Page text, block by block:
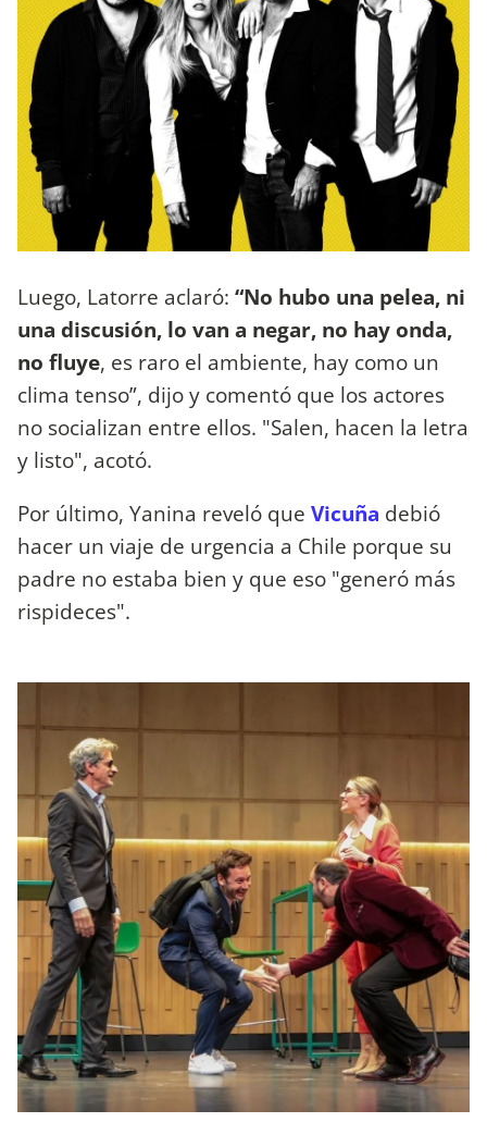
Luego, Latorre aclaró: “No hubo una pelea, ni
una discusión, lo van a negar, no hay onda,
no fluye, es raro el ambiente, hay como un
clima tenso”, dijo y comentó que los actores
no socializan entre ellos. "Salen, hacen la letra
y listo", acotó.
Por último, Yanina reveló que Vicuña debió
hacer un viaje de urgencia a Chile porque su
padre no estaba bien y que eso "generó más
rispideces".